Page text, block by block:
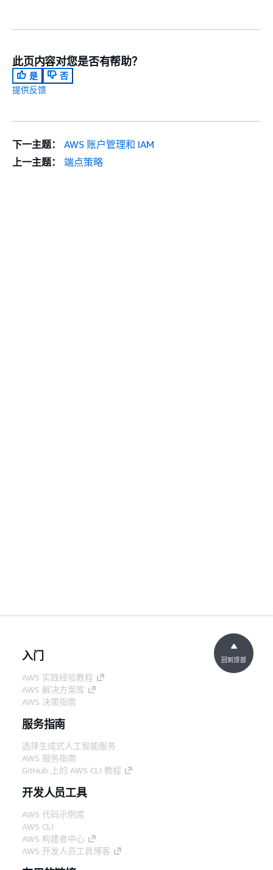
此页内容对您是否有帮助？
是
否
提供反馈
下一主题：
AWS 账户管理和 IAM
上一主题：
端点策略
入门
AWS 实践经验教程
AWS 解决方案库
AWS 决策指南
服务指南
选择生成式人工智能服务
AWS 服务指南
GitHub 上的 AWS CLI 教程
开发人员工具
AWS 代码示例库
AWS CLI
AWS 构建者中心
AWS 开发人员工具博客
回到顶部